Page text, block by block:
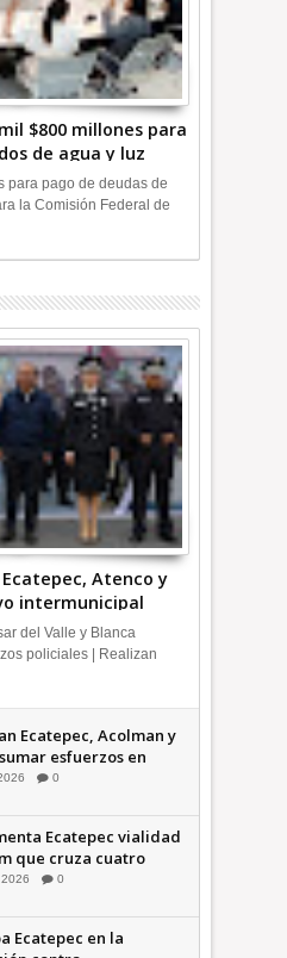
$800 millones para
de agua y luz
para pago de deudas de
la Comisión Federal de
Atenco y
intermunicipal
del Valle y Blanca
policiales | Realizan
Ecatepec, Acolman y
esfuerzos en
0
Ecatepec vialidad
que cruza cuatro
+Video
2026 0
Ecatepec en la